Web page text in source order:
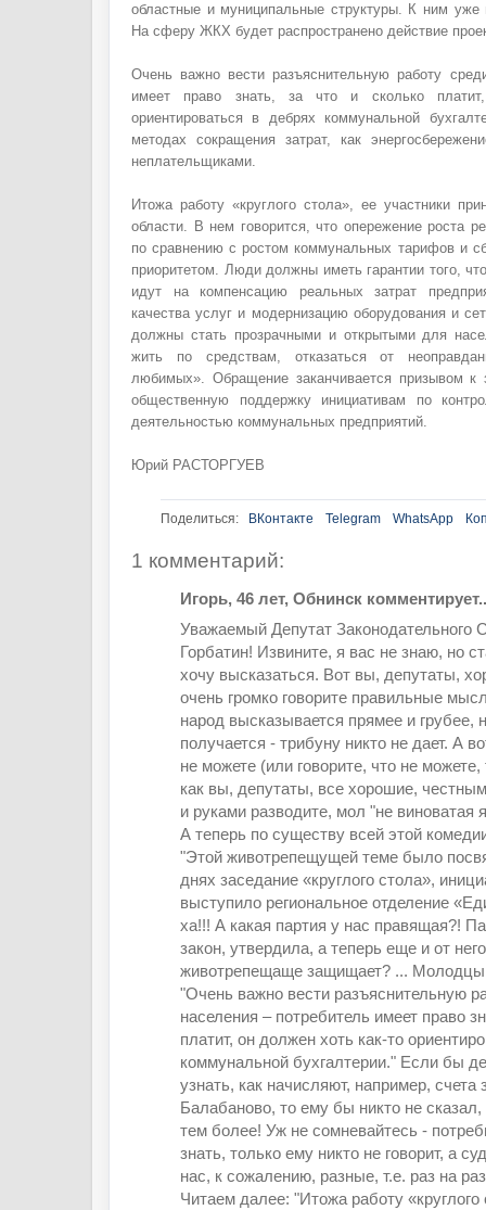
областные и муниципальные структуры. К ним
На сферу ЖКХ будет распространено действие
Очень важно вести разъяснительную работу
имеет право знать, за что и сколько
ориентироваться в дебрях коммунальной
методах сокращения затрат, как
неплательщиками.
Итожа работу «круглого стола», ее участники
области. В нем говорится, что опережение роста
по сравнению с ростом коммунальных тарифов и
приоритетом. Люди должны иметь гарантии того,
идут на компенсацию реальных затрат
качества услуг и модернизацию оборудования и
должны стать прозрачными и открытыми для
жить по средствам, отказаться от
любимых». Обращение заканчивается призывом к
общественную поддержку инициативам по
деятельностью коммунальных предприятий.
Юрий РАСТОРГУЕВ
Поделиться: ВКонтакте Telegram WhatsApp
1 комментарий:
Игорь, 46 лет, Обнинск
Уважаемый Депутат Законодательного
Горбатин! Извините, я вас не знаю, но
хочу высказаться. Вот вы, депутаты,
очень громко говорите правильные
народ высказывается прямее и грубее,
получается - трибуну никто не дает. А
не можете (или говорите, что не можете,
как вы, депутаты, все хорошие,
и руками разводите, мол "не виноватая
А теперь по существу всей этой
"Этой животрепещущей теме было
днях заседание «круглого стола»,
выступило региональное отделение
ха!!! А какая партия у нас правящая?!
закон, утвердила, а теперь еще и от
животрепещаще защищает? ...
"Очень важно вести разъяснительную
населения – потребитель имеет право
платит, он должен хоть как-то
коммунальной бухгалтерии." Если бы
узнать, как начисляют, например, счета
Балабаново, то ему бы никто не
тем более! Уж не сомневайтесь -
знать, только ему никто не говорит, а
нас, к сожалению, разные, т.е. раз на
Читаем далее: "Итожа работу «круглого